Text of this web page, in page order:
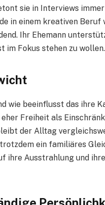
sie in Interviews
in einem kreativen
Ihr Ehemann
im Fokus stehen zu wollen.
wie beeinflusst das ihre
Freiheit als
der Alltag
ein familiäres
ihre Ausstrahlung und